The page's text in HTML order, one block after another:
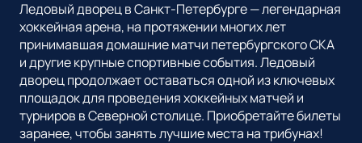
Ледовый дворец в Санкт-Петербурге — легендарная
хоккейная арена, на протяжении многих лет
принимавшая домашние матчи петербургского СКА
и другие крупные спортивные события. Ледовый
дворец продолжает оставаться одной из ключевых
площадок для проведения хоккейных матчей и
турниров в Северной столице. Приобретайте билеты
заранее, чтобы занять лучшие места на трибунах!